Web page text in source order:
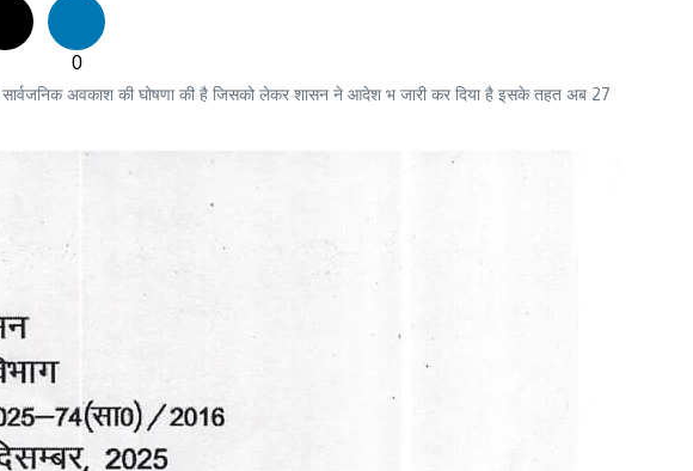
0
सार्वजनिक अवकाश की घोषणा की है जिसको लेकर शासन ने आदेश भ जारी कर दिया है इसके तहत अब 27